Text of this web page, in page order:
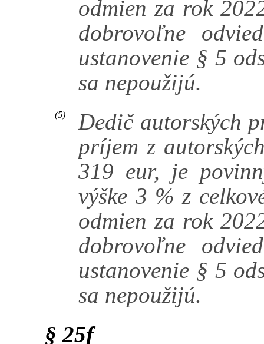
odmien za rok
dobrovoľne
ustanovenie § 5
sa nepoužijú.
(5)
Dedič autorských
príjem z
319 eur, je
výške 3 % z
odmien za rok
dobrovoľne
ustanovenie § 5
sa nepoužijú.
§ 25f